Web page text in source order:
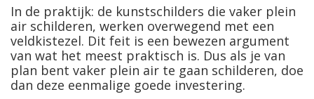
In de praktijk: de kunstschilders die vaker plein
air schilderen, werken overwegend met een
veldkistezel. Dit feit is een bewezen argument
van wat het meest praktisch is. Dus als je van
plan bent vaker plein air te gaan schilderen, doe
dan deze eenmalige goede investering.